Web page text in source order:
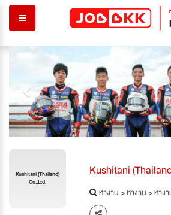
Previous
Kushitani (Thailand)
Co.,Ltd.
Kushitani
หางาน>หางาน>หาง